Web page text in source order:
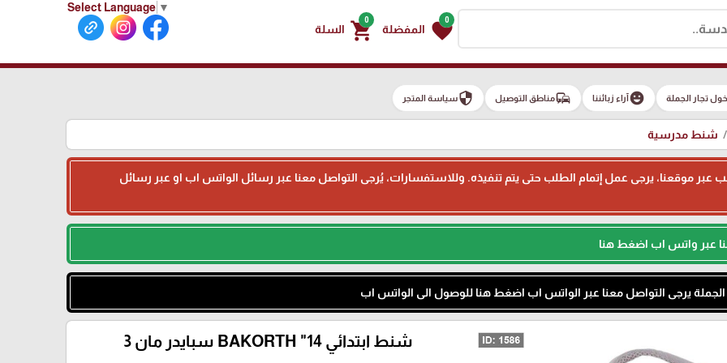
Select Language ▼
0
favorite المفضلة
0
shopping_cart السلة
تجار الجملة emoji_emotionsآراء زبائننا commuteمناطق التوصيل securityسياسة المتجر
شنط مدرسية
طلب عبر موقعنا، يرجى عمل إتمام الطلب حتى يتم تنفيذه. وللاستفسارات، يُرجى التواصل معنا عبر رسائل الواتس اب او عبر رسائل
عبر واتس اب اضغط هنا
الجملة يرجى التواصل معنا عبر الواتس اب اضغط هنا للوصول الى الواتس اب
شنط ابتدائي 14" BAKORTH سبايدر مان 3